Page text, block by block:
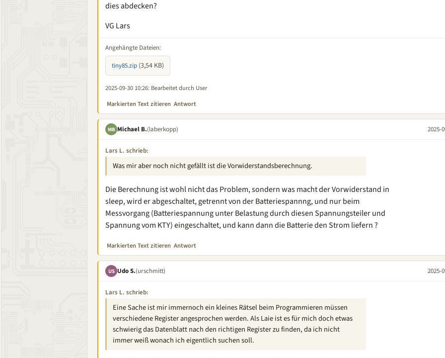
dies abdecken?
VG Lars
Angehängte Dateien:
tiny85.zip (3,54 KB)
2025-09-30 10:26: Bearbeitet durch User
Markierten Text zitieren Antwort
MB Michael B.(laberkopp) 2025-
Lars L. schrieb:
Was mir aber noch nicht gefällt ist die Vorwiderstandsberechnung.
Die Berechnung ist wohl nicht das Problem, sondern was macht der Vorwiderstand in
sleep, wird er abgeschaltet, getrennt von der Batteriespannng, und nur beim
Messvorgang (Batteriespannung unter Belastung durch diesen Spannungsteiler und
Spannung vom KTY) eingeschaltet, und kann dann die Batterie den Strom liefern ?
Markierten Text zitieren Antwort
US Udo S.(urschmitt) 2025-
Lars L. schrieb:
Eine Sache ist mir immernoch ein kleines Rätsel beim Programmieren müssen
verschiedene Register angesprochen werden. Als Laie ist es für mich doch etwas
schwierig das Datenblatt nach den richtigen Register zu finden, da ich nicht
immer weiß wonach ich eigentlich suchen soll.